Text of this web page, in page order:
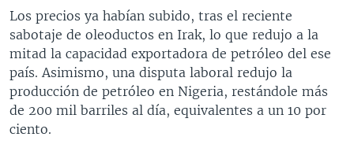
BRASIL
ENTRETENIMIENTO Y CULTURA
TECNOLOGÍA
DEPORTES
CIENCIA Y SALUD
VIDEOS
FOTOGRAFÍA
AUDIOS
PROGRAMAS TV
EL MUNDO AL DÍA
FORO INTERAMERICANO
VISIÓN 360
LAS CLAVES
RADIO
AVANCE INFORMATIVO
AUDIONOTICIAS
BUENOS DÍAS AMÉRICA
DIRECT
DOCUMENTALES DE LA VOA
Los precios ya habían subido, tras el reciente
sabotaje de oleoductos en Irak, lo que redujo a la
mitad la capacidad exportadora de petróleo del ese
país. Asimismo, una disputa laboral redujo la
producción de petróleo en Nigeria, restándole más
de 200 mil barriles al día, equivalentes a un 10 por
ciento.